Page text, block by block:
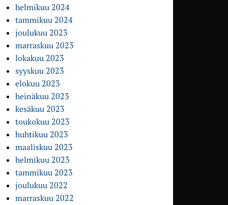
helmikuu 2024
tammikuu 2024
joulukuu 2023
marraskuu 2023
lokakuu 2023
syyskuu 2023
elokuu 2023
heinäkuu 2023
kesäkuu 2023
toukokuu 2023
huhtikuu 2023
maaliskuu 2023
helmikuu 2023
tammikuu 2023
joulukuu 2022
marraskuu 2022